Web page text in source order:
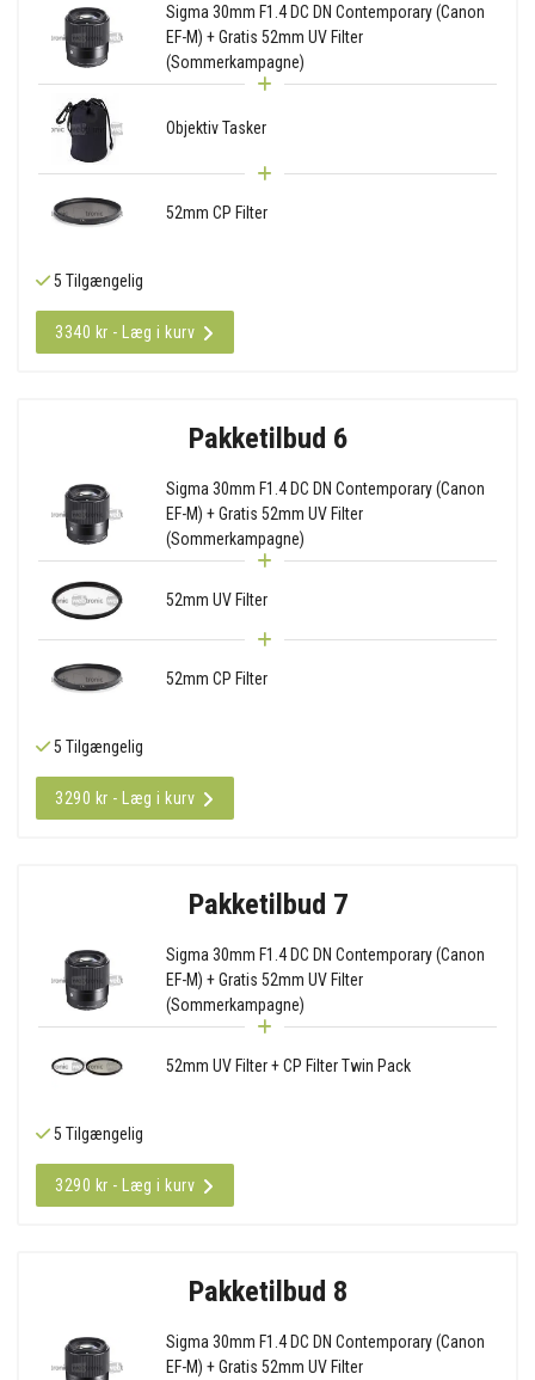
Sigma 30mm F1.4 DC DN Contemporary (Canon
EF-M) + Gratis 52mm UV Filter
(Sommerkampagne)
Objektiv Tasker
52mm CP Filter
5 Tilgængelig
3340 kr - Læg i kurv
Pakketilbud 6
Sigma 30mm F1.4 DC DN Contemporary (Canon
EF-M) + Gratis 52mm UV Filter
(Sommerkampagne)
52mm UV Filter
52mm CP Filter
5 Tilgængelig
3290 kr - Læg i kurv
Pakketilbud 7
Sigma 30mm F1.4 DC DN Contemporary (Canon
EF-M) + Gratis 52mm UV Filter
(Sommerkampagne)
52mm UV Filter + CP Filter Twin Pack
5 Tilgængelig
3290 kr - Læg i kurv
Pakketilbud 8
Sigma 30mm F1.4 DC DN Contemporary (Canon
EF-M) + Gratis 52mm UV Filter